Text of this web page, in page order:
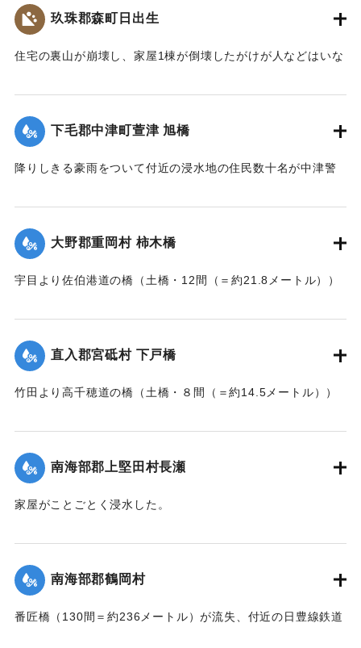
｜固有コード: 002680206
玖珠郡森町日出生
住宅の裏山が崩壊し、家屋1棟が倒壊したがけが人などはいな
｜固有コード: 002680198
下毛郡中津町萱津 旭橋
降りしきる豪雨をついて付近の浸水地の住民数十名が中津警
水は明治26年の水害に比べても割合が大きく、浸水家屋が
200戸に及んでいるのは要するに排水地である橋の上に不自然
な住宅を建築する許可を当局が出したためとして、その不当
と13日以来、住民の間で協議が進められてきたが、費用など
憤慨している。
大野郡重岡村 柿木橋
宇目より佐伯港道の橋（土橋・12間（＝約21.8メートル））
｜固有コード: 002680200
直入郡宮砥村 下戸橋
竹田より高千穂道の橋（土橋・８間（＝約14.5メートル））
｜固有コード: 002680201
南海部郡上堅田村長瀬
家屋がことごとく浸水した。
｜固有コード:
南海部郡鶴岡村
番匠橋（130間＝約236メートル）が流失、付近の日豊線鉄道